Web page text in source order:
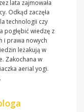
lata zajmowała
Odkąd zaczęła
technologii czy
pogłębić wiedzę z
i prawa nowych
leżakują w
Zakochana w
aerial yogi.